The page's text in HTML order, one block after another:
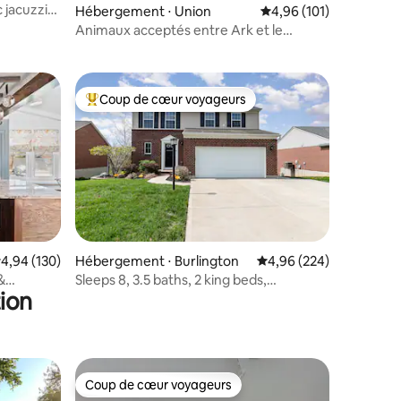
jacuzzi
Hébergement ⋅ Union Évaluation moyenne
4,96 (101)
Animaux acceptés entre Ark et le
: 4,96 sur 5
moyenne sur la base de 130 commentaires : 4,94 sur 5
4,94 (130)
Coups de cœur voyageurs les plus appréciés
Coup de cœur voyageurs
Hébergement ⋅ Burlington Évaluation moyenne
4,96 (224)
Sleeps 8, 3.5 baths, 2 king beds,
appréciés Coup de cœur voyageurs
Coup de cœur voyageurs